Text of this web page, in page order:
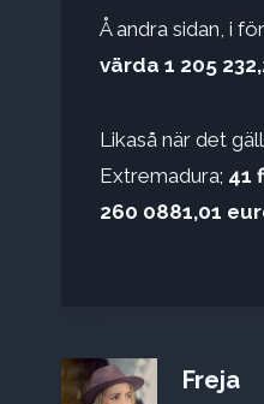
Å andra sidan, i
värda 1 205
Likaså när det
Extremadura; 41
260 0881,01
Freja